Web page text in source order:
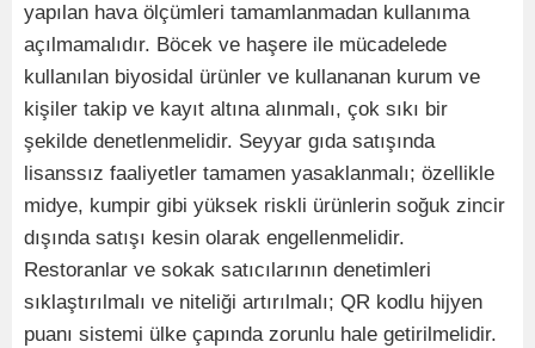
yapılan hava ölçümleri tamamlanmadan kullanıma
açılmamalıdır. Böcek ve haşere ile mücadelede
kullanılan biyosidal ürünler ve kullananan kurum ve
kişiler takip ve kayıt altına alınmalı, çok sıkı bir
şekilde denetlenmelidir. Seyyar gıda satışında
lisanssız faaliyetler tamamen yasaklanmalı; özellikle
midye, kumpir gibi yüksek riskli ürünlerin soğuk zincir
dışında satışı kesin olarak engellenmelidir.
Restoranlar ve sokak satıcılarının denetimleri
sıklaştırılmalı ve niteliği artırılmalı; QR kodlu hijyen
puanı sistemi ülke çapında zorunlu hale getirilmelidir.